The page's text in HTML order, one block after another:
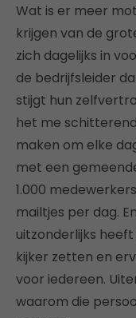
Wat is er meer
krijgen van de
zich dagelijks in
de bedrijfsleider
stijgt hun
het me
maken om elke
met een
1.000
mailtjes per dag.
uitzonderlijks heeft
kijker zetten en
voor iedereen.
waarom die